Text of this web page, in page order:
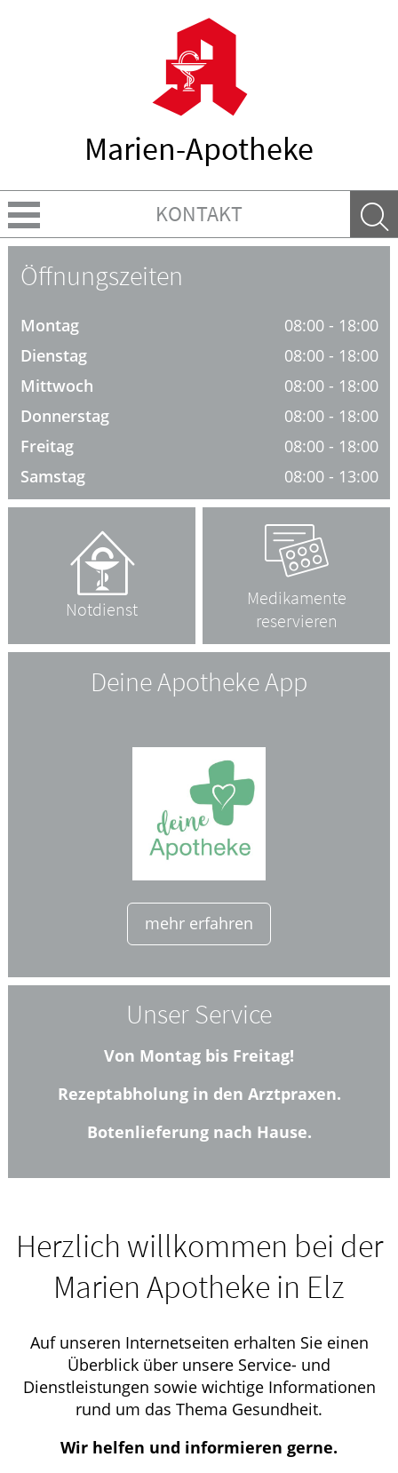
Marien-Apotheke
KONTAKT
Über uns
Ratgeber
HOMÖOPATHIE
ELTERN UND KIND
Öffnungszeiten
Montag
08:00 - 18:00
Dienstag
08:00 - 18:00
Mittwoch
08:00 - 18:00
Donnerstag
08:00 - 18:00
Freitag
08:00 - 18:00
Samstag
08:00 - 13:00
Notdienst
Medikamente
reservieren
Deine Apotheke App
mehr erfahren
Unser Service
Von Montag bis Freitag!
Rezeptabholung in den Arztpraxen.
Botenlieferung nach Hause.
Herzlich willkommen bei der
Marien Apotheke in Elz
Auf unseren Internetseiten erhalten Sie einen
Überblick über unsere Service- und
Dienstleistungen sowie wichtige Informationen
rund um das Thema Gesundheit.
Wir helfen und informieren gerne.